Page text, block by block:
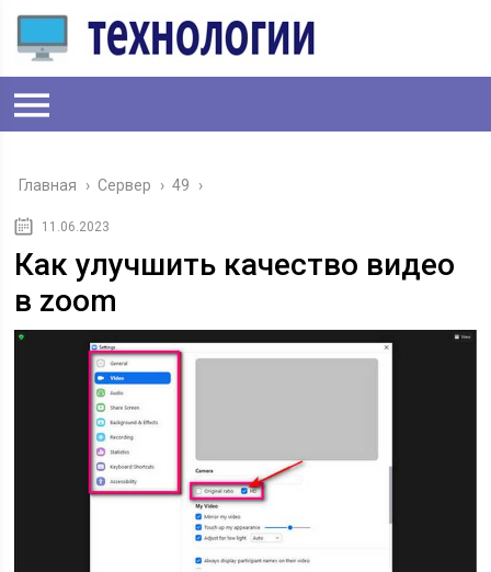
Главная › Сервер › 49 ›
11.06.2023
Как улучшить качество видео
в zoom